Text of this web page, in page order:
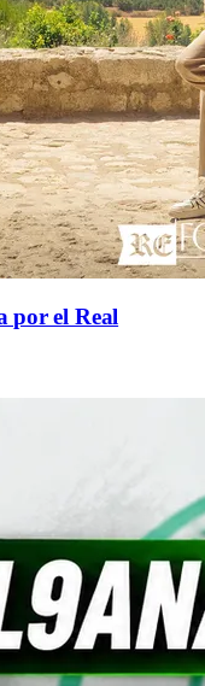
por el Real